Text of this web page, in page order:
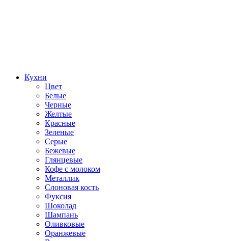
Кухни
Цвет
Белые
Черные
Желтые
Красные
Зеленые
Серые
Бежевые
Глянцевые
Кофе с молоком
Металлик
Слоновая кость
Фуксия
Шоколад
Шампань
Оливковые
Оранжевые